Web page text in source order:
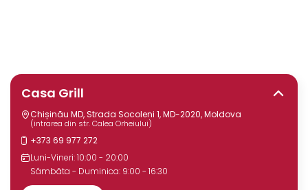
Casa Grill
Chișinău MD, Strada Socoleni 1, MD-2020, Moldova
(intrarea din str. Calea Orheiului)
+373 69 977 272
Luni-Vineri: 10:00 - 20:00
Sâmbăta - Duminica: 9:00 - 16:30